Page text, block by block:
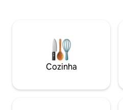
de alta velocidade, DStv e
inteligentes. Todas as unidades estão
equipadas com sistemas solares
juntamente com
conveniência.
Cozinha